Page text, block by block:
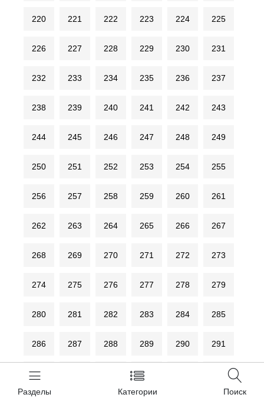
Разделы Категории Поиск
220 221 222 223 224 225
226 227 228 229 230 231
232 233 234 235 236 237
238 239 240 241 242 243
244 245 246 247 248 249
250 251 252 253 254 255
256 257 258 259 260 261
262 263 264 265 266 267
268 269 270 271 272 273
274 275 276 277 278 279
280 281 282 283 284 285
286 287 288 289 290 291
292 295